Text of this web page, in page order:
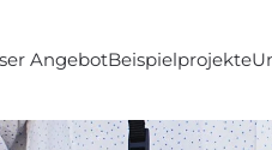
AngebotBeispielprojekte